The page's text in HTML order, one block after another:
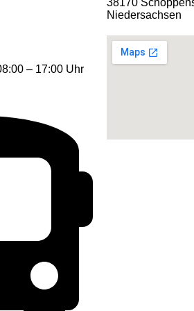
– 17:00 Uhr
Niedersachsen